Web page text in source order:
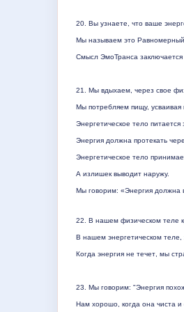
20. Вы узнаете, что ваше
Мы называем это Равномерный
Смысл ЭмоТранса заключается
21. Мы вдыхаем, через свое
Мы потребляем пищу, усваивая
Энергетическое тело питается
Энергия должна протекать
Энергетическое тело
А излишек выводит наружу.
Мы говорим: «Энергия должна
22. В нашем физическом теле
В нашем энергетическом теле,
Когда энергия не течет мы
23. Мы говорим: "Энергия
Нам хорошо, когда она чиста и